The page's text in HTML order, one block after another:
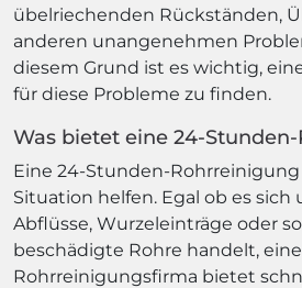
übelriechenden Rückständen,
anderen unangenehmen
diesem Grund ist es wichtig,
für diese Probleme zu finden.
Was bietet eine 24-
Eine 24-Stunden-
Situation helfen. Egal ob es sich
Abflüsse, Wurzeleinträge oder
beschädigte Rohre handelt,
Rohrreinigungsfirma bietet